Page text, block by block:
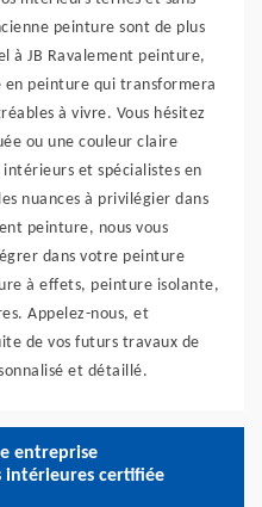
peinture sont de plus
à JB Ravalement peinture,
peinture qui transformera
à vivre. Vous hésitez
ou une couleur claire
et spécialistes en
nuances à privilégier dans
peinture, nous vous
dans votre peinture
à effets, peinture isolante,
Appelez-nous, et
de vos futurs travaux de
et détaillé.
entreprise
intérieures certifiée